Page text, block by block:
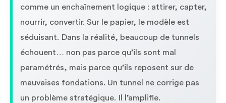
comme un enchaînement logique : attirer, capter,
nourrir, convertir. Sur le papier, le modèle est
séduisant. Dans la réalité, beaucoup de tunnels
échouent… non pas parce qu’ils sont mal
paramétrés, mais parce qu’ils reposent sur de
mauvaises fondations. Un tunnel ne corrige pas
un problème stratégique. Il l’amplifie.